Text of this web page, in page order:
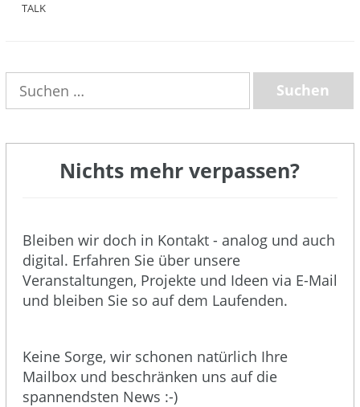
TALK
nach:
Nichts mehr verpassen?
Bleiben wir doch in Kontakt - analog und auch
digital. Erfahren Sie über unsere
Veranstaltungen, Projekte und Ideen via E-Mail
und bleiben Sie so auf dem Laufenden.
Keine Sorge, wir schonen natürlich Ihre
Mailbox und beschränken uns auf die
spannendsten News :-)